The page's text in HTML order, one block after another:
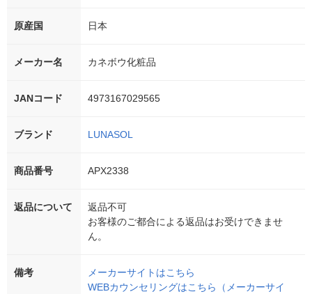
原産国 日本
メーカー名 カネボウ化粧品
JANコード 4973167029565
ブランド LUNASOL
商品番号 APX2338
返品について
返品不可
お客様のご都合による返品はお受けできませ
ん。
備考
メーカーサイトはこちら
WEBカウンセリングはこちら（メーカーサイ